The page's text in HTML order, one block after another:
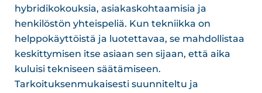
hybridikokouksia, asiakaskohtaamisia ja
henkilöstön yhteispeliä. Kun tekniikka on
helppokäyttöistä ja luotettavaa, se mahdollistaa
keskittymisen itse asiaan sen sijaan, että aika
kuluisi tekniseen säätämiseen.
Tarkoituksenmukaisesti suunniteltu ja